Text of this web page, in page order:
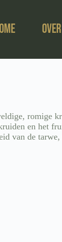
romige
en het
van de